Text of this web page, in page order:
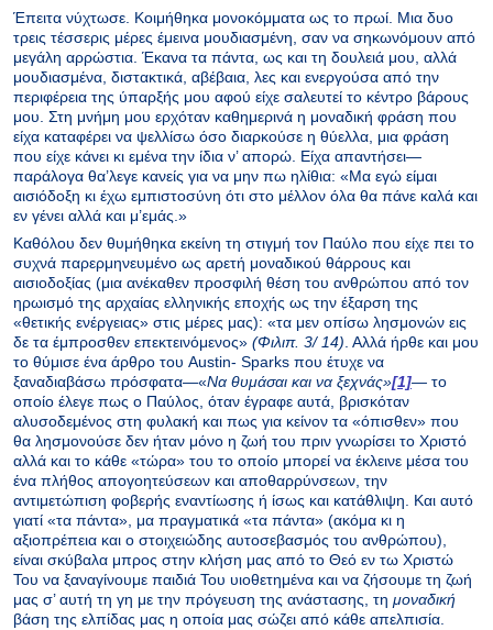
Έπειτα νύχτωσε. Κοιμήθηκα μονοκόμματα ως το πρωί. Μια δυο
τρεις τέσσερις μέρες έμεινα μουδιασμένη, σαν να σηκωνόμουν από
μεγάλη αρρώστια. Έκανα τα πάντα, ως και τη δουλειά μου, αλλά
μουδιασμένα, διστακτικά, αβέβαια, λες και ενεργούσα από την
περιφέρεια της ύπαρξής μου αφού είχε σαλευτεί το κέντρο βάρους
μου. Στη μνήμη μου ερχόταν καθημερινά η μοναδική φράση που
είχα καταφέρει να ψελλίσω όσο διαρκούσε η θύελλα, μια φράση
που είχε κάνει κι εμένα την ίδια ν’ απορώ. Είχα απαντήσει—
παράλογα θα’λεγε κανείς για να μην πω ηλίθια: «Μα εγώ είμαι
αισιόδοξη κι έχω εμπιστοσύνη ότι στο μέλλον όλα θα πάνε καλά και
εν γένει αλλά και μ’εμάς.»
Καθόλου δεν θυμήθηκα εκείνη τη στιγμή τον Παύλο που είχε πει το
συχνά παρερμηνευμένο ως αρετή μοναδικού θάρρους και
αισιοδοξίας (μια ανέκαθεν προσφιλή θέση του ανθρώπου από τον
ηρωισμό της αρχαίας ελληνικής εποχής ως την έξαρση της
«θετικής ενέργειας» στις μέρες μας): «τα μεν οπίσω λησμονών εις
δε τα έμπροσθεν επεκτεινόμενος» (Φιλιπ. 3/ 14). Αλλά ήρθε και μου
το θύμισε ένα άρθρο του Austin- Sparks που έτυχε να
ξαναδιαβάσω πρόσφατα—«Να θυμάσαι και να ξεχνάς»[1]— το
οποίο έλεγε πως ο Παύλος, όταν έγραφε αυτά, βρισκόταν
αλυσοδεμένος στη φυλακή και πως για κείνον τα «όπισθεν» που
θα λησμονούσε δεν ήταν μόνο η ζωή του πριν γνωρίσει το Χριστό
αλλά και το κάθε «τώρα» του το οποίο μπορεί να έκλεινε μέσα του
ένα πλήθος απογοητεύσεων και αποθαρρύνσεων, την
αντιμετώπιση φοβερής εναντίωσης ή ίσως και κατάθλιψη. Και αυτό
γιατί «τα πάντα», μα πραγματικά «τα πάντα» (ακόμα κι η
αξιοπρέπεια και ο στοιχειώδης αυτοσεβασμός του ανθρώπου),
είναι σκύβαλα μπρος στην κλήση μας από το Θεό εν τω Χριστώ
Του να ξαναγίνουμε παιδιά Του υιοθετημένα και να ζήσουμε τη ζωή
μας σ’ αυτή τη γη με την πρόγευση της ανάστασης, τη μοναδική
βάση της ελπίδας μας η οποία μας σώζει από κάθε απελπισία.